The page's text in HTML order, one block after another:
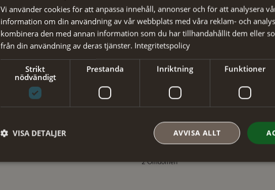
Vi använder cookies för att anpassa innehåll, annonser och för att analysera
information om din användning av vår webbplats med våra reklam- och
kombinera den med annan information som du har tillhandahållit dem eller
från din användning av deras tjänster. Integritetspolicy
Strikt
nödvändigt
Prestanda Inriktning Funktioner
AVVISA ALLT
VISA DETALJER